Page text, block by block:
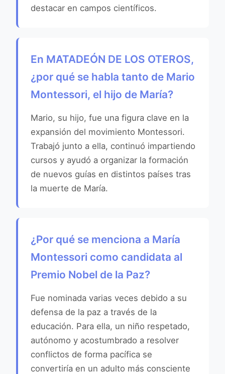
destacar en campos científicos.
En MATADEÓN DE LOS OTEROS,
¿por qué se habla tanto de Mario
Montessori, el hijo de María?
Mario, su hijo, fue una figura clave en la
expansión del movimiento Montessori.
Trabajó junto a ella, continuó impartiendo
cursos y ayudó a organizar la formación
de nuevos guías en distintos países tras
la muerte de María.
¿Por qué se menciona a María
Montessori como candidata al
Premio Nobel de la Paz?
Fue nominada varias veces debido a su
defensa de la paz a través de la
educación. Para ella, un niño respetado,
autónomo y acostumbrado a resolver
conflictos de forma pacífica se
convertiría en un adulto más consciente